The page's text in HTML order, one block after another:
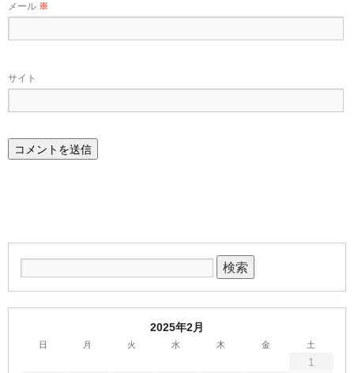
メール ※
サイト
2025年2月
日 月 火 水 木 金 土
1